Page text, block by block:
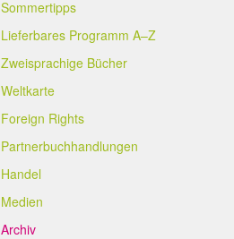
Sommertipps
Lieferbares Programm A–Z
Zweisprachige Bücher
Weltkarte
Foreign Rights
Partnerbuchhandlungen
Handel
Medien
Archiv